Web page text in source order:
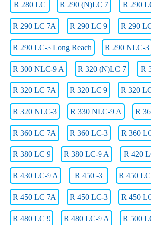
R 280 LC R 290 (N)LC 7 R 290
R 290 LC 7A R 290 LC 9 R 290
R 290 LC-3 Long Reach R 290 NLC-3
R 300 NLC-9 A R 320 (N)LC 7 R
R 320 LC 7A R 320 LC 9 R 320
R 320 NLC-3 R 330 NLC-9 A R
R 360 LC 7A R 360 LC-3 R 360
R 380 LC 9 R 380 LC-9 A R 420
R 430 LC-9 A R 450 -3 R 450
R 450 LC 7A R 450 LC-3 R 450
R 480 LC 9 R 480 LC-9 A R 500